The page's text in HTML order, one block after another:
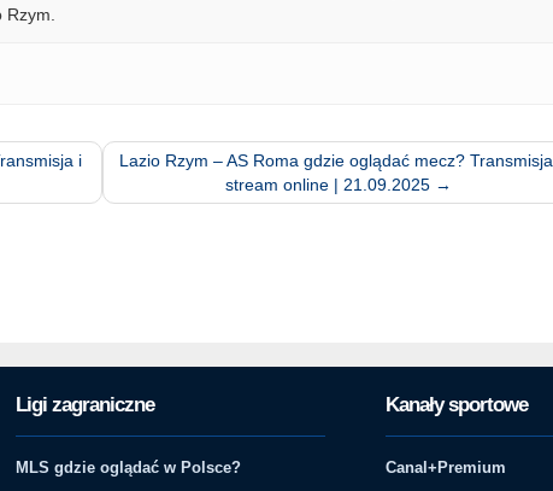
i
Lazio Rzym – AS Roma gdzie oglądać mecz? Transmisja,
stream online | 21.09.2025 →
Ligi zagraniczne
MLS gdzie oglądać w Polsce?
Kanały sportowe
Canal+Premium